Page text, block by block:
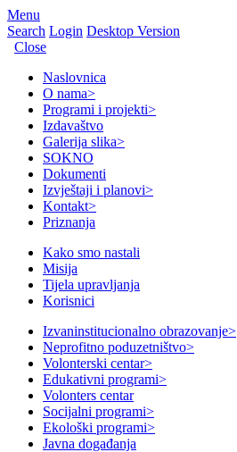
Menu
Search Login Desktop Version
Close
Naslovnica
O nama>
Programi i projekti>
Izdavaštvo
Galerija slika>
SOKNO
Dokumenti
Izvještaji i planovi>
Kontakt>
Priznanja
Kako smo nastali
Misija
Tijela upravljanja
Korisnici
Izvaninstitucionalno obrazovanje>
Neprofitno poduzetništvo>
Volonterski centar>
Edukativni programi>
Volonters centar
Socijalni programi>
Ekološki programi>
Javna događanja